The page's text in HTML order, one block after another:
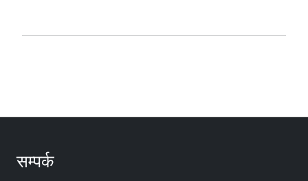
सम्पर्क